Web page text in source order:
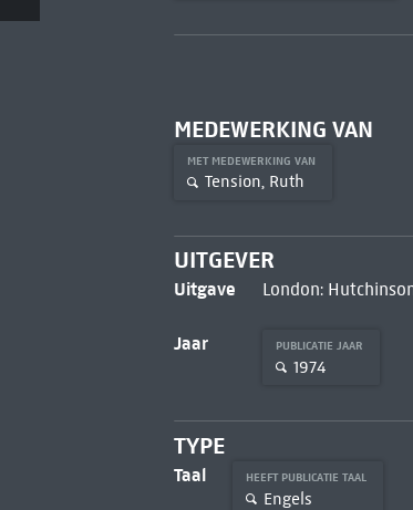
MEDEWERKING VAN
MET MEDEWERKING VAN
Tension, Ruth
UITGEVER
Uitgave London:
Jaar PUBLICATIE JAAR
1974
TYPE
Taal HEEFT PUBLICATIE TAAL
Engels